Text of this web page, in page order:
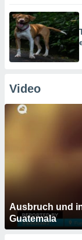
Video
Ausbruch und
Guatemala